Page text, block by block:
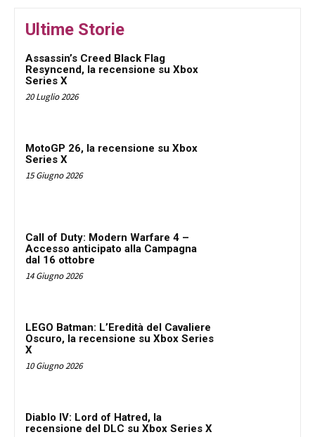
Ultime Storie
Assassin’s Creed Black Flag
Resyncend, la recensione su Xbox
Series X
20 Luglio 2026
MotoGP 26, la recensione su Xbox
Series X
15 Giugno 2026
Call of Duty: Modern Warfare 4 –
Accesso anticipato alla Campagna
dal 16 ottobre
14 Giugno 2026
LEGO Batman: L’Eredità del Cavaliere
Oscuro, la recensione su Xbox Series
X
10 Giugno 2026
Diablo IV: Lord of Hatred, la
recensione del DLC su Xbox Series X